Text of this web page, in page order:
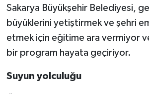
Sakarya Büyükşehir Belediyesi,
büyüklerini yetiştirmek ve şehri
etmek için eğitime ara vermiyor
bir program hayata geçiriyor.
Suyun yolculuğu